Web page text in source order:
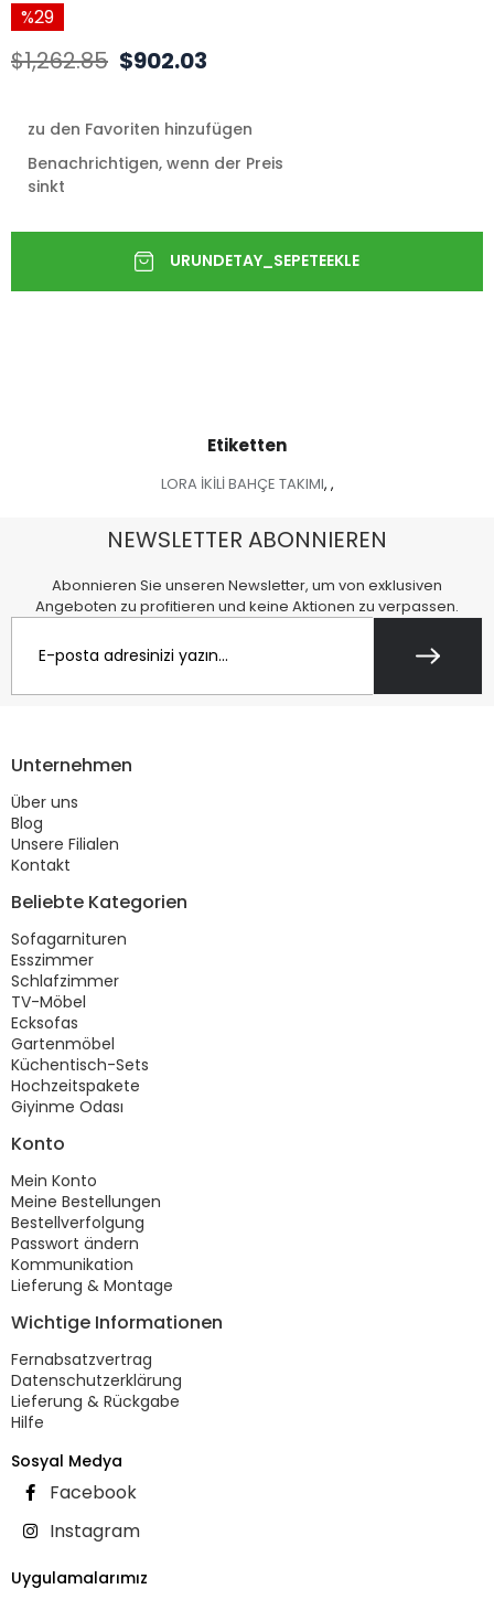
29
$1,262.85 $902.03
zu den Favoriten hinzufügen
Benachrichtigen, wenn der Preis
sinkt
Etiketten
LORA İKİLİ BAHÇE TAKIMI, ,
NEWSLETTER ABONNIEREN
Abonnieren Sie unseren Newsletter, um von exklusiven
Angeboten zu profitieren und keine Aktionen zu verpassen.
Unternehmen
Über uns
Blog
Unsere Filialen
Kontakt
Beliebte Kategorien
Sofagarnituren
Esszimmer
Schlafzimmer
TV-Möbel
Ecksofas
Gartenmöbel
Küchentisch-Sets
Hochzeitspakete
Giyinme Odası
Konto
Mein Konto
Meine Bestellungen
Bestellverfolgung
Passwort ändern
Kommunikation
Lieferung & Montage
Wichtige Informationen
Fernabsatzvertrag
Datenschutzerklärung
Lieferung & Rückgabe
Hilfe
Sosyal Medya
Facebook
Instagram
Uygulamalarımız